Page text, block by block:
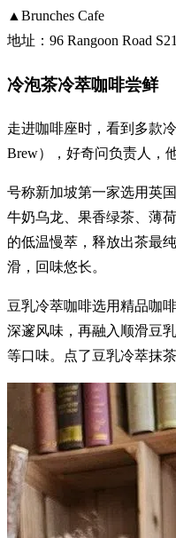
▲Brunches Cafe
地址：96 Rangoon Road
冷泡茶冷萃咖啡尝鲜
走进咖啡座时，看到多款
Brew），好奇问负责人，
号称新加坡第一家选用英
牛奶乌龙、果香绿茶、薄
的低温慢萃，释放出茶最
滑，回味悠长。
豆乳冷萃咖啡选用精品咖
深邃风味，再融入顺滑豆
等口味。点了豆乳冷萃抹